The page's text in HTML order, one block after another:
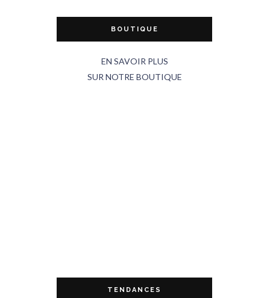
BOUTIQUE
EN SAVOIR PLUS
SUR NOTRE BOUTIQUE
TENDANCES